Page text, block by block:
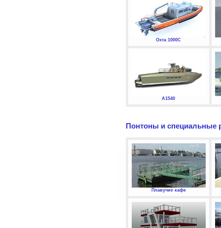
Охта 1000С
А1540
Понтоны и специальные
Плавучие кафе